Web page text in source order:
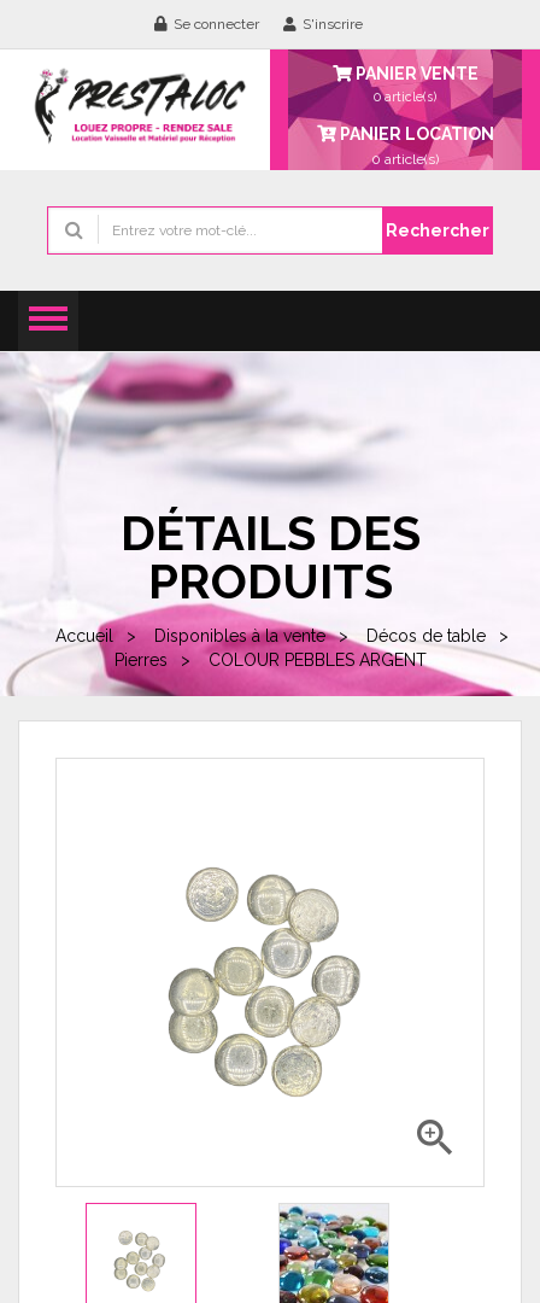
Se connecter S'inscrire
PANIER VENTE
0 article(s)
PANIER LOCATION
0 article(s)
Rechercher
DÉTAILS DES
PRODUITS
Accueil Disponibles à la vente
Décos de table
Pierres
COLOUR PEBBLES ARGENT
